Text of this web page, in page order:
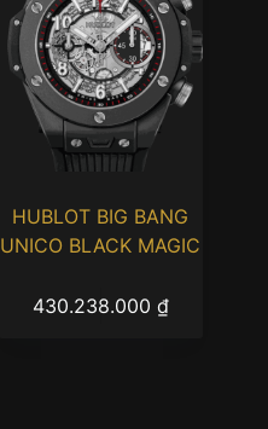
HUBLOT BIG BANG
UNICO BLACK MAGIC
430.238.000 ₫